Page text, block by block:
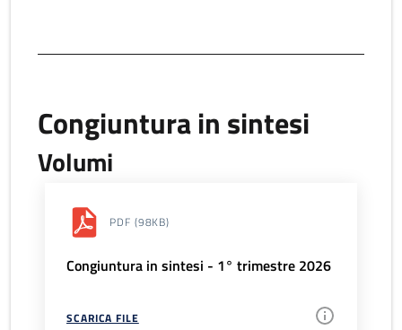
Congiuntura in sintesi
Volumi
PDF (98KB)
Congiuntura in sintesi - 1° trimestre 2026
SCARICA FILE